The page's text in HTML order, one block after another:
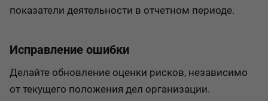
показатели деятельности в отчетном периоде.
Исправление ошибки
Делайте обновление оценки рисков, независимо
от текущего положения дел организации.